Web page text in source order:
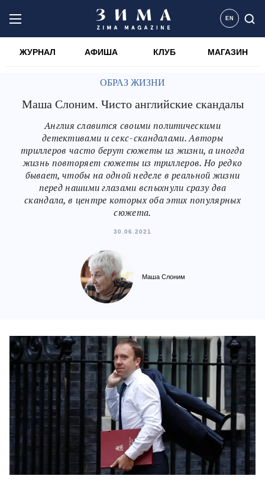
EN
ЖУРНАЛ АФИША КЛУБ МАГАЗИН
ОБРАЗ ЖИЗНИ
Маша Слоним. Чисто английские скандалы
Англия славится своими политическими
детективами и секс-скандалами. Авторы
триллеров часто берут сюжеты из жизни, а иногда
жизнь повторяет сюжеты из триллеров. Но редко
бывает, чтобы на одной неделе в реальной жизни
перед нашими глазами вспыхнули сразу два
скандала, в центре которых оба этих популярных
сюжета.
30.06.2021
Маша Слоним